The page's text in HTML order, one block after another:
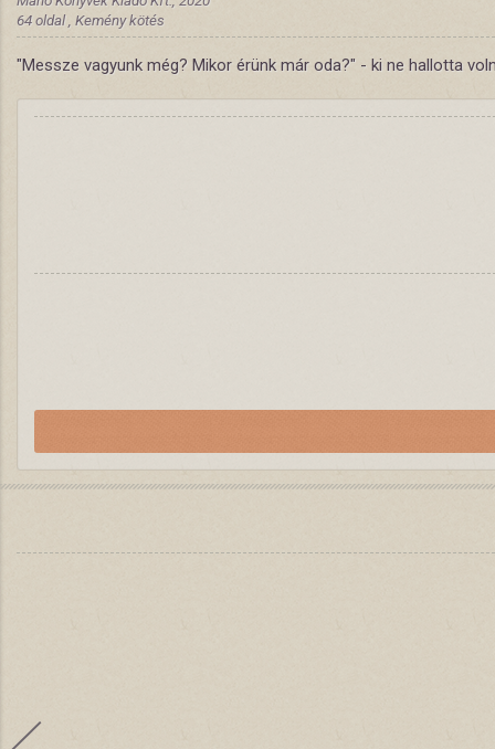
64 oldal , Kemény kötés
"Messze vagyunk még? Mikor érünk már oda?" - ki ne hallotta